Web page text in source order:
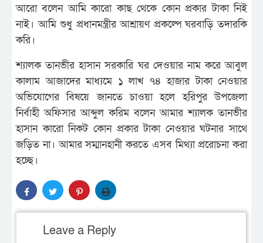
আরো বলেন আমি কারো কাছ থেকে কোন প্রকার টাকা নিই
নাই। আমি শুধু প্রধানমন্ত্রীর আশ্রায়ণ প্রকল্পে ঘরবাড়ি তদারকি
করি।
শ্যালক তানভীর হাসান সরকারি ঘর দেওয়ার নাম করে আবুল
কালাম আজাদের মাধ্যমে ১ লাখ ৭৪ হাজার টাকা নেওয়ার
অভিযোগের বিষয়ে জানতে চাওয়া হলে হরিপুর উপজেলা
নির্বাহী অফিসার আব্দুল করিম বলেন আমার শ্যালক তানভীর
হাসান কারো নিকট কোন প্রকার টাকা নেওয়ার ঘটনার সাথে
জড়িত না। আমার সম্মানহানী করতে এসব মিথ্যা প্ররোচনা করা
হচ্ছে।
Leave a Reply